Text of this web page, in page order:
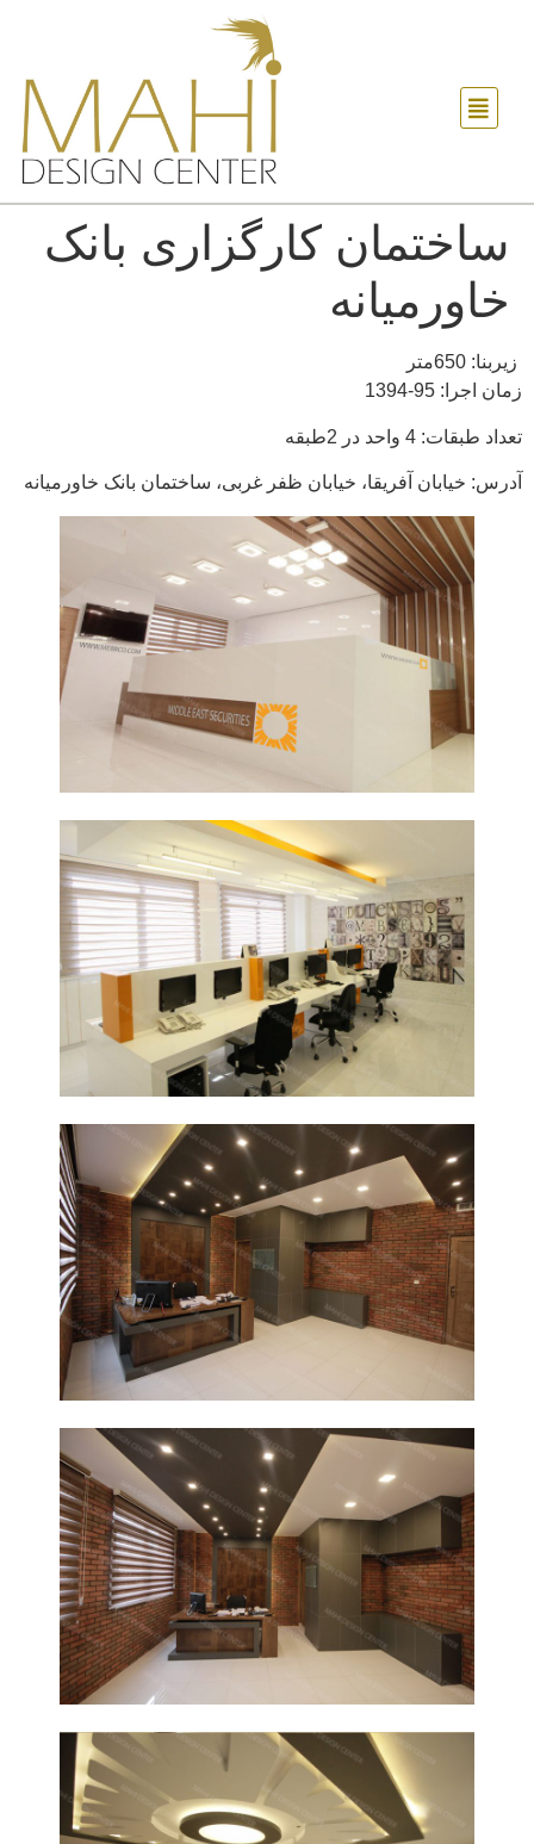
ساختمان کارگزاری بانک
خاورمیانه
زیربنا: 650متر
زمان اجرا: 95-1394
تعداد طبقات: 4 واحد در 2طبقه
آدرس: خیابان آفریقا، خیابان ظفر غربی، ساختمان بانک خاورمیانه